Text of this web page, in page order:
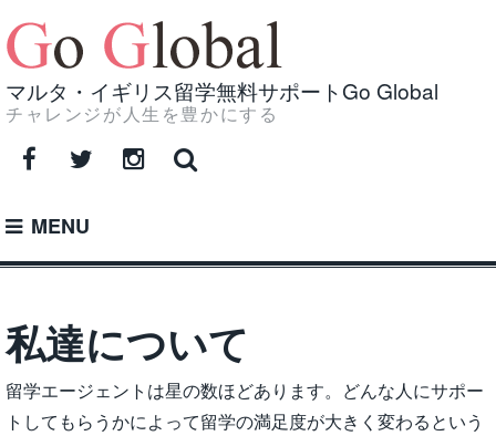
to
content
マルタ・イギリス留学無料サポートGo Global
チャレンジが人生を豊かにする
FacebookTwitterInstagram
MENU
私達について
留学エージェントは星の数ほどあります。どんな人にサポー
トしてもらうかによって留学の満足度が大きく変わるという